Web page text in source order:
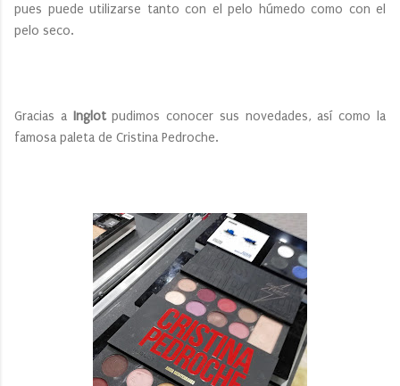
pues puede utilizarse tanto con el pelo húmedo como con el
pelo seco.
Gracias a Inglotpudimos conocer sus novedades, así como la
famosa paleta de Cristina Pedroche.